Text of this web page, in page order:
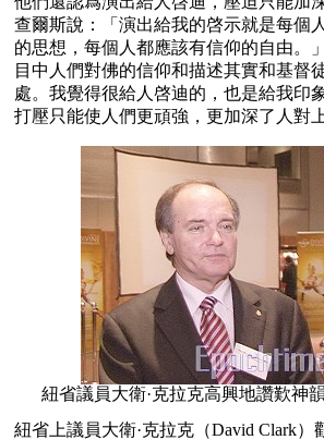
查爾斯說：「演出給我的啓示就是每個
的思想，每個人都應該有信仰的自由。
目中人們對佛的信仰和描述其實和基督
處。我覺得很給人啓迪的，也是給我印
打壓只能使人們更頑強，更加深了人對
紐省議員大衛·克拉克高興地讚歎神
紐省上議員大衛·克拉克（David Clark）